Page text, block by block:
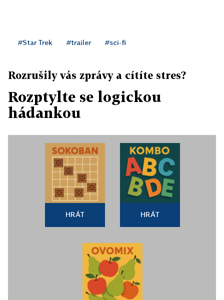
#Star Trek #trailer #sci-fi
Rozrušily vás zprávy a cítíte stres?
Rozptylte se logickou
hádankou
HRÁT HRÁT